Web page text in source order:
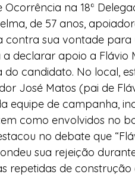
Direitos Humanos
na 18ª
de 57 anos,
contra sua vontade
declarar apoio a Flávio
candidato. No local,
José Matos (pai de
equipe de campanha,
como envolvidos no
no debate que
sua rejeição
repetidas de